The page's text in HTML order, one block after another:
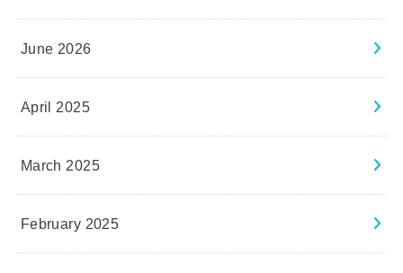
June 2026
April 2025
March 2025
February 2025